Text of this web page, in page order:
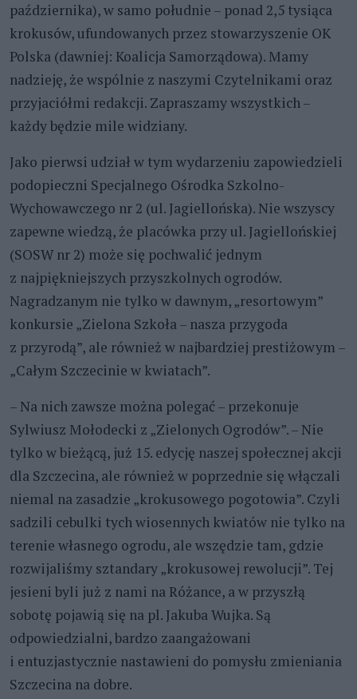
października), w samo południe – ponad 2,5 tysiąca
krokusów, ufundowanych przez stowarzyszenie OK
Polska (dawniej: Koalicja Samorządowa). Mamy
nadzieję, że wspólnie z naszymi Czytelnikami oraz
przyjaciółmi redakcji. Zapraszamy wszystkich –
każdy będzie mile widziany.
Jako pierwsi udział w tym wydarzeniu zapowiedzieli
podopieczni Specjalnego Ośrodka Szkolno-
Wychowawczego nr 2 (ul. Jagiellońska). Nie wszyscy
zapewne wiedzą, że placówka przy ul. Jagiellońskiej
(SOSW nr 2) może się pochwalić jednym
z najpiękniejszych przyszkolnych ogrodów.
Nagradzanym nie tylko w dawnym, „resortowym”
konkursie „Zielona Szkoła – nasza przygoda
z przyrodą”, ale również w najbardziej prestiżowym –
„Całym Szczecinie w kwiatach”.
– Na nich zawsze można polegać – przekonuje
Sylwiusz Mołodecki z „Zielonych Ogrodów”. – Nie
tylko w bieżącą, już 15. edycję naszej społecznej akcji
dla Szczecina, ale również w poprzednie się włączali
niemal na zasadzie „krokusowego pogotowia”. Czyli
sadzili cebulki tych wiosennych kwiatów nie tylko na
terenie własnego ogrodu, ale wszędzie tam, gdzie
rozwijaliśmy sztandary „krokusowej rewolucji”. Tej
jesieni byli już z nami na Różance, a w przyszłą
sobotę pojawią się na pl. Jakuba Wujka. Są
odpowiedzialni, bardzo zaangażowani
i entuzjastycznie nastawieni do pomysłu zmieniania
Szczecina na dobre.